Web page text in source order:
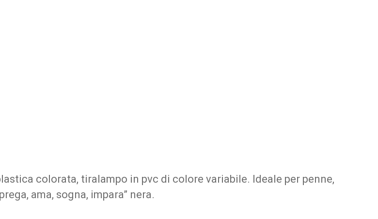
colorata, tiralampo in pvc di colore variabile. Ideale per penne,
ama, sogna, impara” nera.